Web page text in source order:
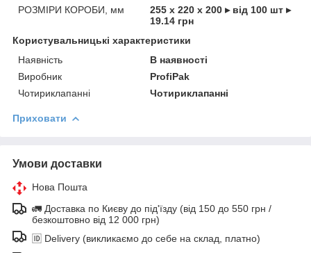
РОЗМІРИ КОРОБИ, мм
255 х 220 х 200 ▸ від 100 шт ▸
19.14 грн
Користувальницькі характеристики
Наявність
В наявності
Виробник
ProfiPak
Чотириклапанні
Чотириклапанні
Приховати
Умови доставки
Нова Пошта
🚛 Доставка по Києву до під'їзду (від 150 до 550 грн /
безкоштовно від 12 000 грн)
🆔 Delivery (викликаємо до себе на склад, платно)